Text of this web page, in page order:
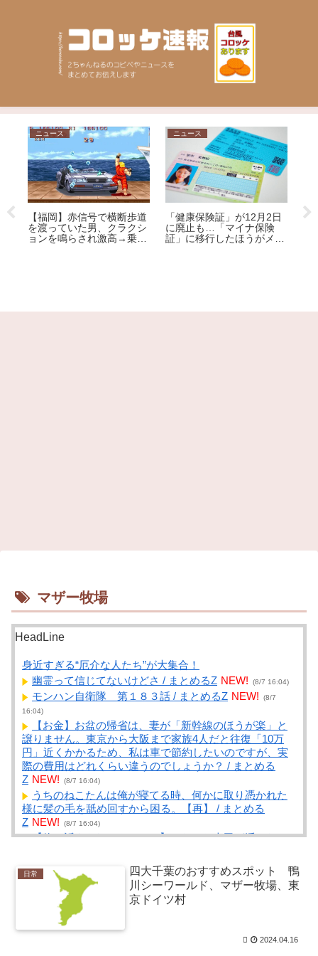
赤信号で横断歩道
いた男、クラクシ
らされ激高→乗用
ニュース
「健康保険証」が12月2日
に廃止も…「マイナ保険
証」に移行したほうがメリ
日常
【Ｘ】人気セ
マザー牧場
HeadLine
身近すぎる“厄介な人たち”が大集合！
幽霊って信じてないけどさ / まとめるZ NEW! (8/7 16:04)
モンハン自衛隊 第１８３話 / まとめるZ NEW!
(8/7
16:04)
【お金】お盆の帰省は、妻が「新幹線のほうが楽」と
譲りません。東京から大阪まで家族4人だと往復「10万
円」近くかかるため、私は車で節約したいのですが、実
際の費用はどれくらい違うのでしょうか？ / まとめる
Z NEW! (8/7 16:04)
うちのねこたんは俺が寝てる時、何かに取り憑かれた
様に髪の毛を舐め回すから困る。【再】 / まとめる
Z NEW! (8/7 16:04)
【俺に訴えられても・・・】こないだ上司が浮かない
た。【再】 / まとめるZ NEW! (8/7 16:04)
夫が外で子どもを作ってしまったが、相手方が「私生
児になっては困る」とお金を包んで頭を下げに来ても応
じず、晩年まで離婚に応じなかった親戚の話→「一生復
讐... / NEWまとめサイトアンテナ！
最近行った神社仏閣 / NEWまとめサイトアンテナ！
日常
四大千葉のおすすめスポット 鴨
川シーワールド、マザー牧場、東
京ドイツ村
2024.04.16